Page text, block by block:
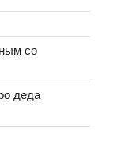
со
деда